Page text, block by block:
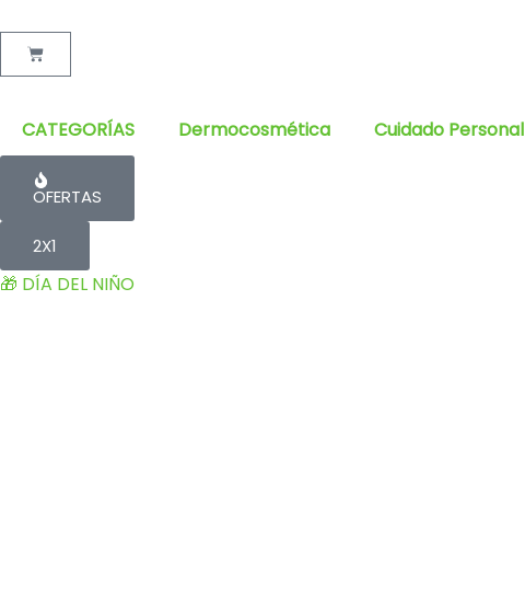
Cart
CATEGORÍAS Dermocosmética Cuidado Personal
OFERTAS
2X1
🎁 DÍA DEL NIÑO